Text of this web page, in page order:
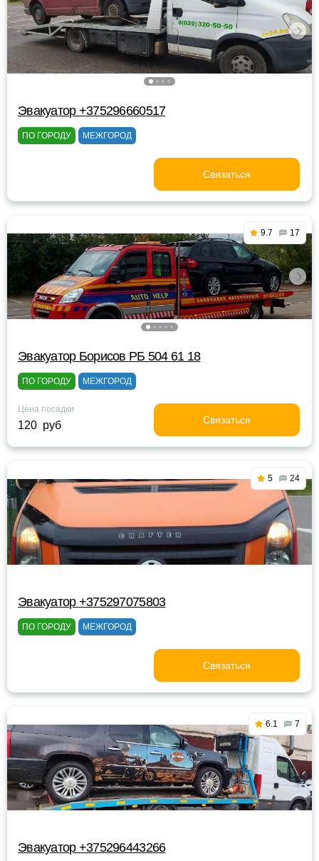
Эвакуатор +375296660517
ПО ГОРОДУ МЕЖГОРОД
Связаться
9.7 17
Эвакуатор Борисов РБ 504 61 18
ПО ГОРОДУ МЕЖГОРОД
Цена посадки
120 руб Связаться
5 24
Эвакуатор +375297075803
ПО ГОРОДУ МЕЖГОРОД
Связаться
6.1 7
Эвакуатор +375296443266